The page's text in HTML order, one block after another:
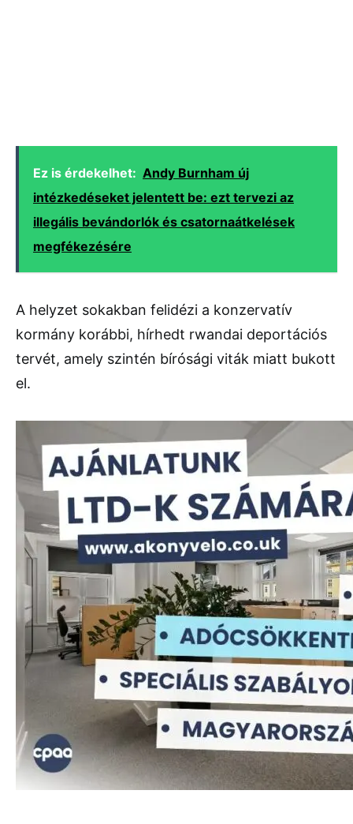
Ez is érdekelhet: Andy Burnham új
intézkedéseket jelentett be: ezt tervezi az
illegális bevándorlók és csatornaátkelések
megfékezésére
A helyzet sokakban felidézi a konzervatív
kormány korábbi, hírhedt rwandai deportációs
tervét, amely szintén bírósági viták miatt bukott
el.